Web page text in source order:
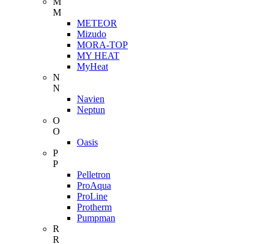
M
METEOR
Mizudo
MORA-TOP
MY HEAT
MyHeat
N
N
Navien
Neptun
O
O
Oasis
P
P
Pelletron
ProAqua
ProLine
Protherm
Pumpman
R
R